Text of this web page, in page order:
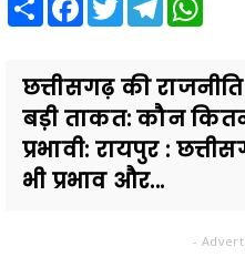
छत्तीसगढ़ की
बड़ी ताकत: कौन
प्रभावी: रायपुर :
भी प्रभाव और...
-